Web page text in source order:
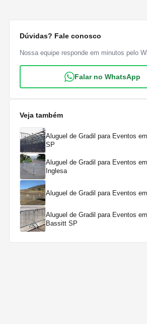
Dúvidas? Fale conosco
Nossa equipe responde em minutos pelo
Falar no WhatsApp
Veja também
Aluguel de Gradil para Eventos
SP
Aluguel de Gradil para Eventos
Inglesa
Aluguel de Gradil para Eventos
Aluguel de Gradil para Eventos
Bassitt SP